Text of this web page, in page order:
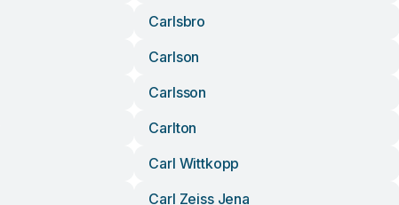
Carlsbro
Carlson
Carlsson
Carlton
Carl Wittkopp
Carl Zeiss Jena